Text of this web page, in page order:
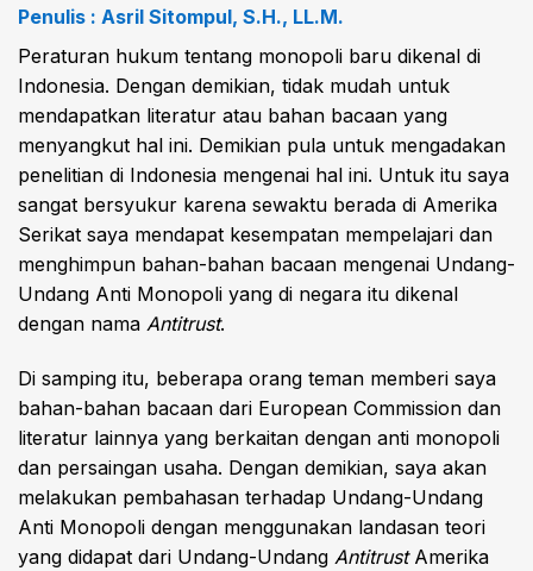
Penulis : Asril Sitompul, S.H., LL.M.
Peraturan hukum tentang monopoli baru dikenal di
Indonesia. Dengan demikian, tidak mudah untuk
mendapatkan literatur atau bahan bacaan yang
menyangkut hal ini. Demikian pula untuk mengadakan
penelitian di Indonesia mengenai hal ini. Untuk itu saya
sangat bersyukur karena sewaktu berada di Amerika
Serikat saya mendapat kesempatan mempelajari dan
menghimpun bahan-bahan bacaan mengenai Undang-
Undang Anti Monopoli yang di negara itu dikenal
dengan nama Antitrust.
Di samping itu, beberapa orang teman memberi saya
bahan-bahan bacaan dari European Commission dan
literatur lainnya yang berkaitan dengan anti monopoli
dan persaingan usaha. Dengan demikian, saya akan
melakukan pembahasan terhadap Undang-Undang
Anti Monopoli dengan menggunakan landasan teori
yang didapat dari Undang-Undang AntitrustAmerika